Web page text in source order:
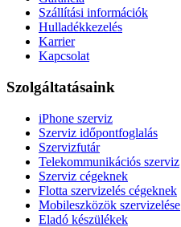
Szállítási információk
Hulladékkezelés
Karrier
Kapcsolat
Szolgáltatásaink
iPhone szerviz
Szerviz időpontfoglalás
Szervizfutár
Telekommunikációs szerviz
Szerviz cégeknek
Flotta szervizelés cégeknek
Mobileszközök szervizelése
Eladó készülékek